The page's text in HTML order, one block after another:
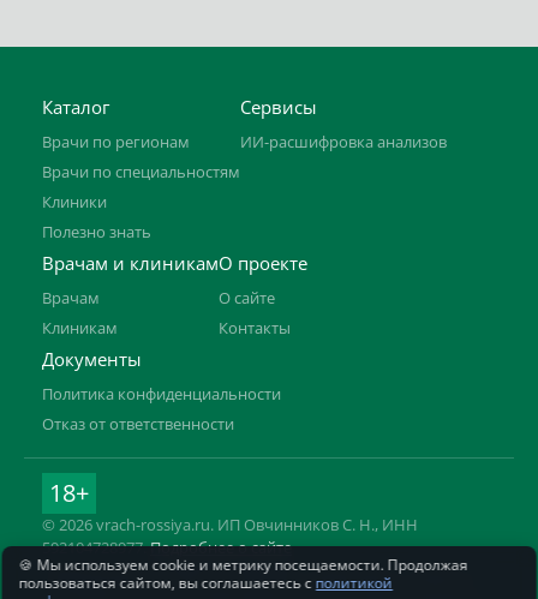
Каталог
Врачи по регионам
Врачи по специальностям
Клиники
Полезно знать
Сервисы
ИИ-расшифровка анализов
Врачам и клиникам
Врачам
Клиникам
О проекте
О сайте
Контакты
Документы
Политика конфиденциальности
Отказ от ответственности
18+
© 2026 vrach-rossiya.ru. ИП Овчинников С. Н., ИНН
592104728977.Подробнее о сайте
Информация на сайте не заменяет приём врача. Имеются
🍪 Мы используем cookie и метрику посещаемости. Продолжая
пользоваться сайтом, вы соглашаетесь с политикой